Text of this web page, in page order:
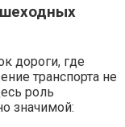
дороги, где
транспорта не
роль
значимой: